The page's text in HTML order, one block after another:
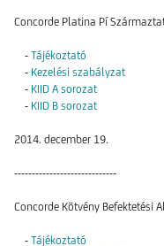
Concorde Platina Pí
- Tájékoztató
- Kezelési szabályzat
- KIID A sorozat
- KIID B sorozat
2014. december 19.
-----------------------------
Concorde Kötvény Befektetési
- Tájékoztató